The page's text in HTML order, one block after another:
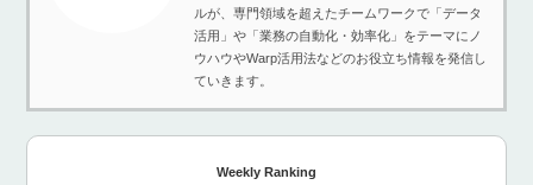
ルが、専門領域を超えたチームワークで「データ
活用」や「業務の自動化・効率化」をテーマにノ
ウハウやWarp活用法などのお役立ち情報を発信し
ていきます。
Weekly Ranking